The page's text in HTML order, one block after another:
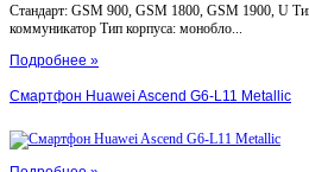
Стандарт: GSM 900, GSM 1800, GSM 1900, U
коммуникатор Тип корпуса: монобло...
Подробнее »
Смартфон Huawei Ascend G6-L11 Metallic